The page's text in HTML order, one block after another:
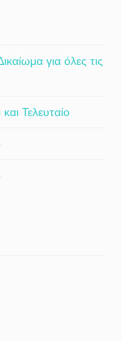
για όλες τις
Τελευταίο